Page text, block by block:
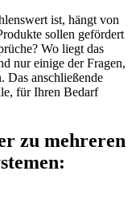
ist, hängt von
sollen gefördert
Wo liegt das
nur einige der Fragen,
Das anschließende
für Ihren Bedarf
zu mehreren